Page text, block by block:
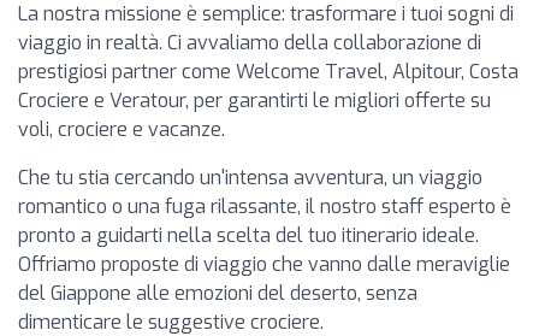
La nostra missione è semplice: trasformare i tuoi sogni di
viaggio in realtà. Ci avvaliamo della collaborazione di
prestigiosi partner come Welcome Travel, Alpitour, Costa
Crociere e Veratour, per garantirti le migliori offerte su
voli, crociere e vacanze.
Che tu stia cercando un'intensa avventura, un viaggio
romantico o una fuga rilassante, il nostro staff esperto è
pronto a guidarti nella scelta del tuo itinerario ideale.
Offriamo proposte di viaggio che vanno dalle meraviglie
del Giappone alle emozioni del deserto, senza
dimenticare le suggestive crociere.